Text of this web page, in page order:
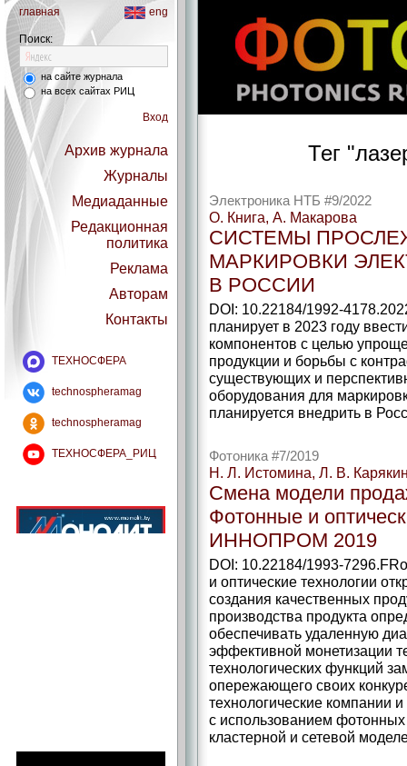
главная eng
Поиск:
на сайте журнала
на всех сайтах РИЦ
Вход
Архив журнала
Журналы
Медиаданные
Редакционная
политика
Реклама
Авторам
Контакты
ТЕХНОСФЕРА
technospheramag
technospheramag
ТЕХНОСФЕРА_РИЦ
Тег
Электроника НТБ #9/2022
О. Книга, А. Макарова
СИСТЕМЫ
МАРКИРОВКИ
В РОССИИ
DOI: 10.22184/1992-
планирует в 2023 году
компонентов с целью
продукции и борьбы с
существующих и
оборудования для
планируется внедрить в
Фотоника #7/2019
Н. Л. Истомина, Л. В.
Смена модели
Фотонные и
ИННОПРОМ 2019
DOI: 10.22184/1993-
и оптические технологии
создания качественных
производства продукта
обеспечивать удаленную
эффективной монетизации
технологических функций
опережающего своих
технологические компании
с использованием
кластерной и сетевой